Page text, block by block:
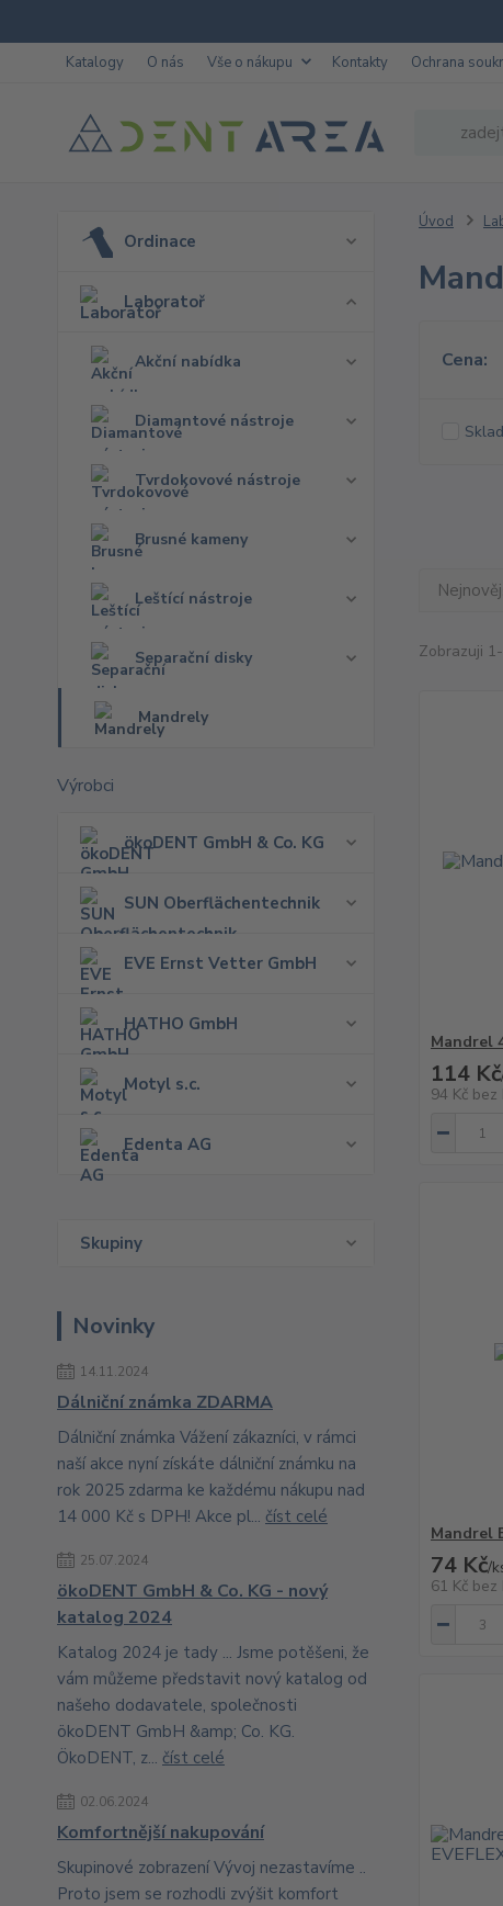
Katalogy O nás Vše o nákupu Kontakty Ochrana
Ordinace
Laboratoř
Akční nabídka
Diamantové nástroje
Tvrdokovové nástroje
Brusné kameny
Leštící nástroje
Separační disky
Mandrely
Výrobci
ökoDENT GmbH & Co. KG
SUN Oberflächentechnik
EVE Ernst Vetter GmbH
HATHO GmbH
Motyl s.c.
Edenta AG
Skupiny
Novinky
14.11.2024
Dálniční známka ZDARMA
Dálniční známka Vážení zákazníci, v rámci
naší akce nyní získáte dálniční známku na
rok 2025 zdarma ke každému nákupu nad
14 000 Kč s DPH! Akce pl... číst celé
25.07.2024
ökoDENT GmbH & Co. KG - nový
katalog 2024
Katalog 2024 je tady ... Jsme potěšeni, že
vám můžeme představit nový katalog od
našeho dodavatele, společnosti
ökoDENT GmbH &amp; Co. KG.
ÖkoDENT, z... číst celé
02.06.2024
Komfortnější nakupování
Skupinové zobrazení Vývoj nezastavíme ..
Proto jsem se rozhodli zvýšit komfort
Úvod
Cena:
Zobrazuji
Mandrel
114 Kč
94 Kč bez
Mandrel
74 Kč/
61 Kč bez